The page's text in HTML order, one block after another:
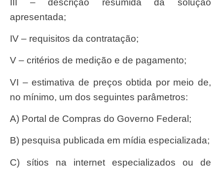
apresentada;
IV – requisitos da contratação;
V – critérios de medição e de pagamento;
VI – estimativa de preços obtida por meio de,
no mínimo, um dos seguintes parâmetros:
a) Portal de Compras do Governo Federal;
b) pesquisa publicada em mídia especializada;
c) sítios na internet especializados ou de